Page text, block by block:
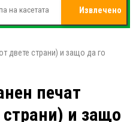
Извлечено
двете страни) и защо да го
печат
страни) и защо